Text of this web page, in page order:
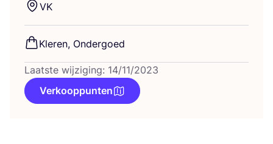
VK
Kle­ren, Ondergoed
Laatste wijziging: 14/11/2023
Verkooppunten